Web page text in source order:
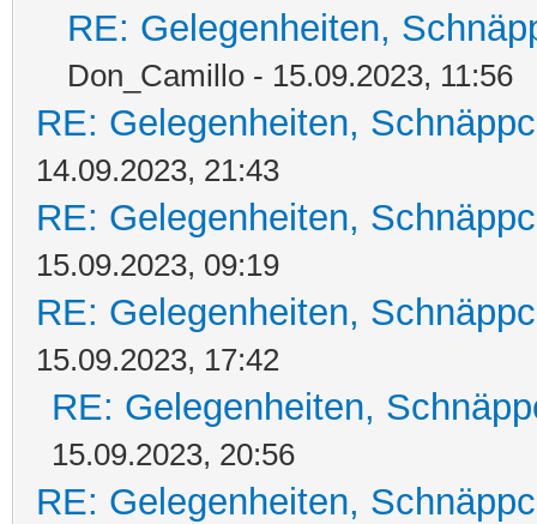
RE: Gelegenheiten,
Don_Camillo - 15.09.2023, 11:56
RE: Gelegenheiten,
14.09.2023, 21:43
RE: Gelegenheiten,
15.09.2023, 09:19
RE: Gelegenheiten,
15.09.2023, 17:42
RE: Gelegenheiten,
15.09.2023, 20:56
RE: Gelegenheiten,